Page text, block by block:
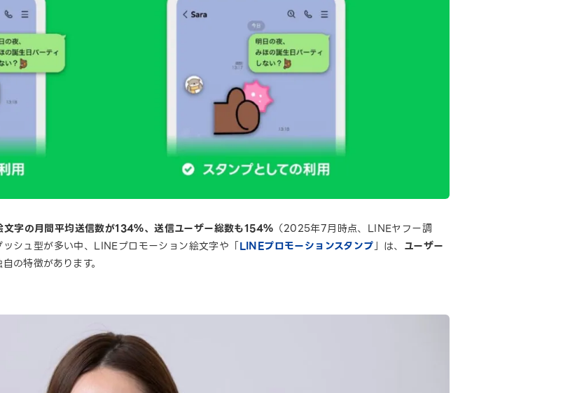
字の月間平均送信数が134％、送信ユーザー総数も154％ （2025年7月時点、LINEヤフー調
シュ型が多い中、LINEプロモーション絵文字や「LINEプロモーションスタンプ」は、 ユーザー
の特徴があります。